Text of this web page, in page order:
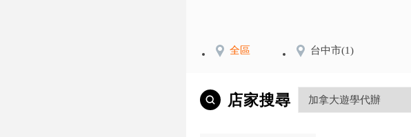
全區 台中市(1)
店家搜尋